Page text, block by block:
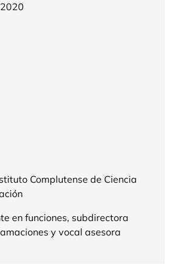
Complutense de Ciencia
en funciones, subdirectora
y vocal asesora